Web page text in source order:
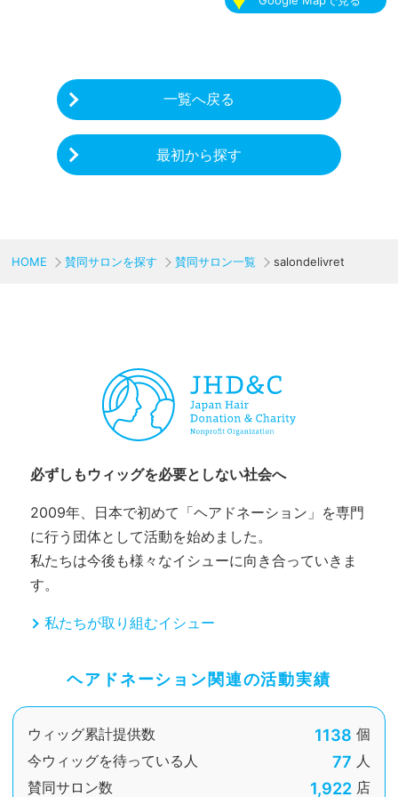
一覧へ戻る
最初から探す
HOME 賛同サロンを探す 賛同サロン一覧 salondelivret
必ずしもウィッグを必要としない社会へ
2009年、日本で初めて「ヘアドネーション」を専門
に行う団体として活動を始めました。
私たちは今後も様々なイシューに向き合っていきま
す。
私たちが取り組むイシュー
ヘアドネーション関連の活動実績
ウィッグ累計提供数 1138 個
今ウィッグを待っている人
77 人
賛同サロン数
1,922 店